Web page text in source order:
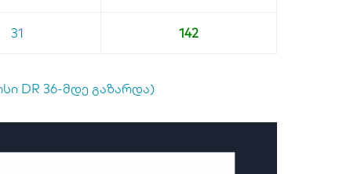
31 142
DR 36-მდე გაზარდა)